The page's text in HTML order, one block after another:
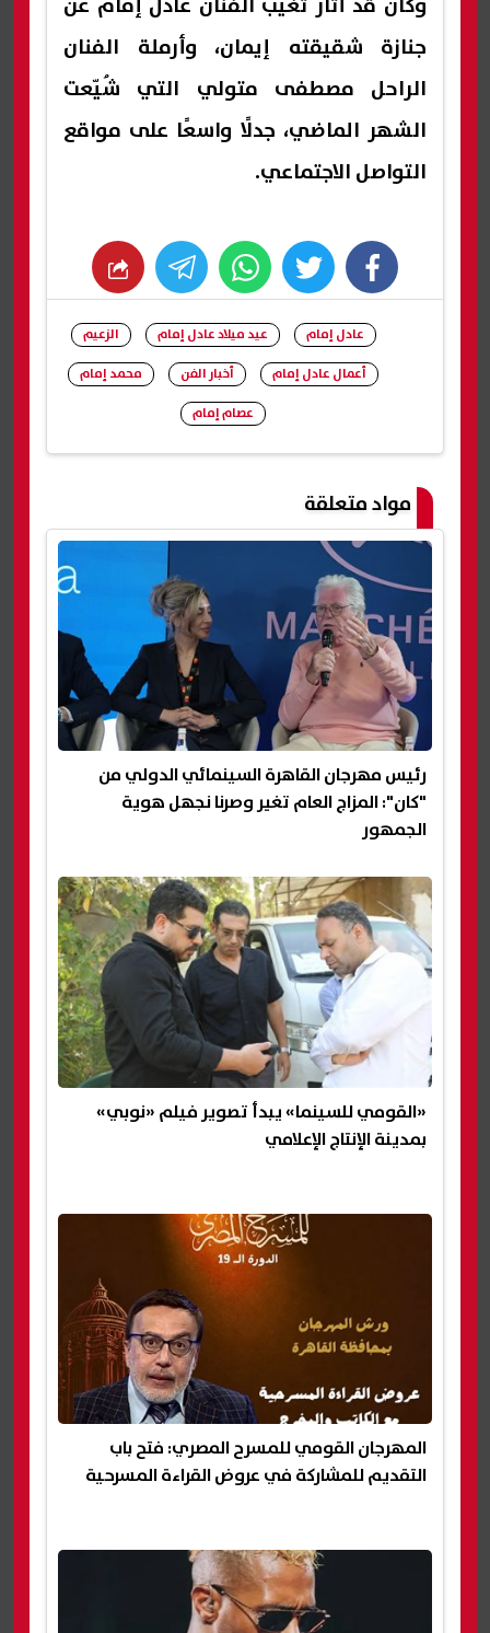
جنازة شقيقته إيمان، وأرملة الفنان
الراحل مصطفى متولي التي شُيّعت
الشهر الماضي، جدلًا واسعًا على مواقع
التواصل الاجتماعي.
facebook
twitter
whats
عادل إمام عيد ميلاد عادل إمام
الزعيم
أعمال عادل إمام
أخبار الفن
محمد إمام
عصام إمام
مواد متعلقة
رئيس مهرجان القاهرة السينمائي الدولي من
"كان": المزاج العام تغير وصرنا نجهل هوية
الجمهور
«القومي للسينما» يبدأ تصوير فيلم «نوبي»
بمدينة الإنتاج الإعلامي
المهرجان القومي للمسرح المصري: فتح باب
التقديم للمشاركة في عروض القراءة المسرحية